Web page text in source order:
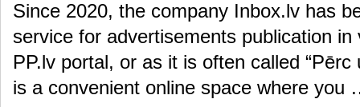
Since 2020, the company Inbox.lv has
service for advertisements publication in
PP.lv portal, or as it is often called
is a convenient online space where